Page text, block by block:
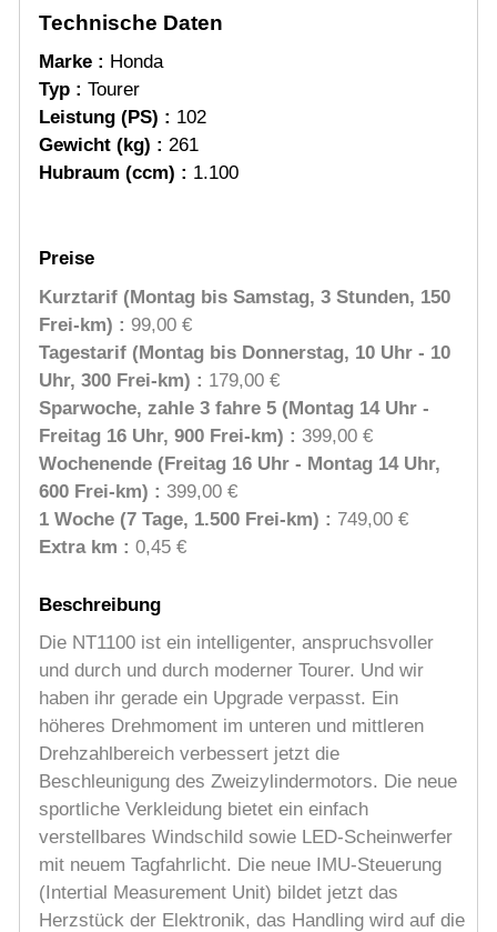
Technische Daten
Marke : Honda
Typ : Tourer
Leistung (PS) : 102
Gewicht (kg) : 261
Hubraum (ccm) : 1.100
Preise
Kurztarif (Montag bis Samstag, 3 Stunden, 150
Frei-km) : 99,00 €
Tagestarif (Montag bis Donnerstag, 10 Uhr - 10
Uhr, 300 Frei-km) : 179,00 €
Sparwoche, zahle 3 fahre 5 (Montag 14 Uhr -
Freitag 16 Uhr, 900 Frei-km) : 399,00 €
Wochenende (Freitag 16 Uhr - Montag 14 Uhr,
600 Frei-km) : 399,00 €
1 Woche (7 Tage, 1.500 Frei-km) : 749,00 €
Extra km : 0,45 €
Beschreibung
Die NT1100 ist ein intelligenter, anspruchsvoller
und durch und durch moderner Tourer. Und wir
haben ihr gerade ein Upgrade verpasst. Ein
höheres Drehmoment im unteren und mittleren
Drehzahlbereich verbessert jetzt die
Beschleunigung des Zweizylindermotors. Die neue
sportliche Verkleidung bietet ein einfach
verstellbares Windschild sowie LED-Scheinwerfer
mit neuem Tagfahrlicht. Die neue IMU-Steuerung
(Intertial Measurement Unit) bildet jetzt das
Herzstück der Elektronik, das Handling wird auf die